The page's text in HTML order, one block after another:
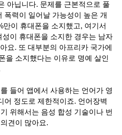
아닙니다. 문제를 근본적으로 풀
폭력이 일어날 가능성이 높은 개
이 휴대폰을 소지했고, 여기서
이 휴대폰을 소지한 경우는 남자
요. 또 대부분의 아프리카 국가에
을 소지했다는 이유로 명예 살인
들어 앱에서 사용하는 언어가 영
어 정도로 제한적이죠. 언어장벽
위해서는 음성 합성 기술이나 번
견이 많아요.